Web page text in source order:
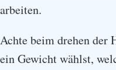
arbeiten.
Achte beim drehen der
ein Gewicht wählst,